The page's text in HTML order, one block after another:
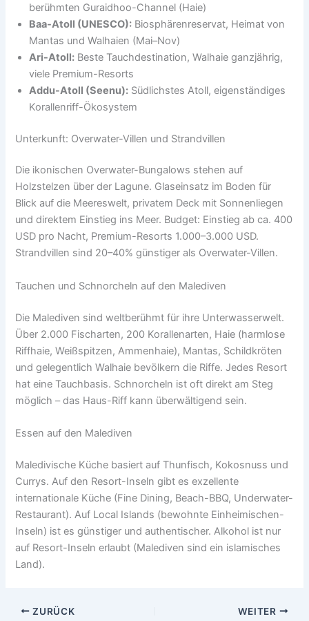
berühmten Guraidhoo-Channel (Haie)
Baa-Atoll (UNESCO): Biosphärenreservat, Heimat von
Mantas und Walhaien (Mai–Nov)
Ari-Atoll: Beste Tauchdestination, Walhaie ganzjährig,
viele Premium-Resorts
Addu-Atoll (Seenu): Südlichstes Atoll, eigenständiges
Korallenriff-Ökosystem
Unterkunft: Overwater-Villen und Strandvillen
Die ikonischen Overwater-Bungalows stehen auf
Holzstelzen über der Lagune. Glaseinsatz im Boden für
Blick auf die Meereswelt, privatem Deck mit Sonnenliegen
und direktem Einstieg ins Meer. Budget: Einstieg ab ca. 400
USD pro Nacht, Premium-Resorts 1.000–3.000 USD.
Strandvillen sind 20–40% günstiger als Overwater-Villen.
Tauchen und Schnorcheln auf den Malediven
Die Malediven sind weltberühmt für ihre Unterwasserwelt.
Über 2.000 Fischarten, 200 Korallenarten, Haie (harmlose
Riffhaie, Weißspitzen, Ammenhaie), Mantas, Schildkröten
und gelegentlich Walhaie bevölkern die Riffe. Jedes Resort
hat eine Tauchbasis. Schnorcheln ist oft direkt am Steg
möglich – das Haus-Riff kann überwältigend sein.
Essen auf den Malediven
Maledivische Küche basiert auf Thunfisch, Kokosnuss und
Currys. Auf den Resort-Inseln gibt es exzellente
internationale Küche (Fine Dining, Beach-BBQ, Underwater-
Restaurant). Auf Local Islands (bewohnte Einheimischen-
Inseln) ist es günstiger und authentischer. Alkohol ist nur
auf Resort-Inseln erlaubt (Malediven sind ein islamisches
Land).
ZURÜCK WEITER